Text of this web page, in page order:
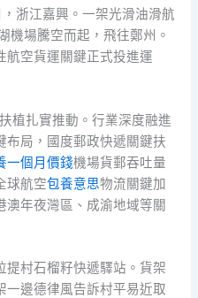
浙江嘉興。一架光滑油滑航
機場騰空而起，飛往鄭州。
航空貨運關鍵正式投進運
植扎實推動。行業深度融進
布局，國度郵政快遞關鍵扶
一個月價錢機場貨郵吞吐量
球航空包養意思物流關鍵加
澳年夜灣區、成渝地域等關
提村石榴籽快遞驛站。貨架
一邊德律風告訴村平易近取